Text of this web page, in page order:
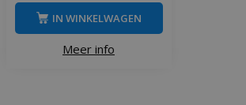
Meer info
IN WINKELWAGEN